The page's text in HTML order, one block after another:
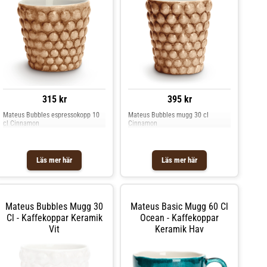
diskmaskin.- Frystålig.- Tål
mikrovågsugn. Shoppa Kaffekoppar
och mer Muggar & Koppar hos
Royal Design.
315 kr
Läs mer här
Mateus Bubbles espressokopp 10
cl Cinnamon
395 kr
Läs mer här
Mateus Bubbles mugg 30 cl
Cinnamon
Mateus Bubbles Mugg 30
Cl - Kaffekoppar Keramik
Vit
Mateus Basic Mugg 60 Cl
Ocean - Kaffekoppar
Keramik Hav